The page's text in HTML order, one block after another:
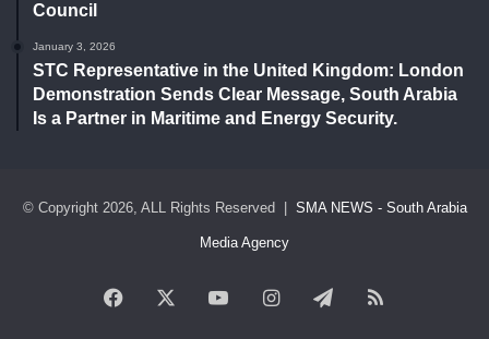
Council
January 3, 2026
STC Representative in the United Kingdom: London
Demonstration Sends Clear Message, South Arabia
Is a Partner in Maritime and Energy Security.
© Copyright 2026, ALL Rights Reserved | SMA NEWS - South Arabia
Media Agency
Facebook YouTubeInstagramTelegram